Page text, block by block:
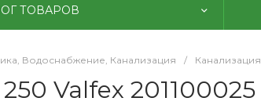
ТОВАРОВ
Водоснабжение, Канализация / Канализация
250 Valfex 201100025